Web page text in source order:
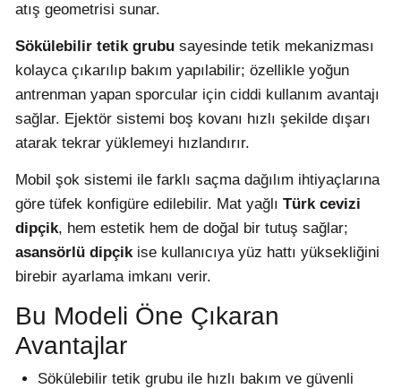
atış geometrisi sunar.
Sökülebilir tetik grubusayesinde tetik mekanizması
kolayca çıkarılıp bakım yapılabilir; özellikle yoğun
antrenman yapan sporcular için ciddi kullanım avantajı
sağlar. Ejektör sistemi boş kovanı hızlı şekilde dışarı
atarak tekrar yüklemeyi hızlandırır.
Mobil şok sistemi ile farklı saçma dağılım ihtiyaçlarına
göre tüfek konfigüre edilebilir. Mat yağlı Türk cevizi
dipçik, hem estetik hem de doğal bir tutuş sağlar;
asansörlü dipçikise kullanıcıya yüz hattı yüksekliğini
birebir ayarlama imkanı verir.
Bu Modeli Öne Çıkaran
Avantajlar
Sökülebilir tetik grubu ile hızlı bakım ve güvenli